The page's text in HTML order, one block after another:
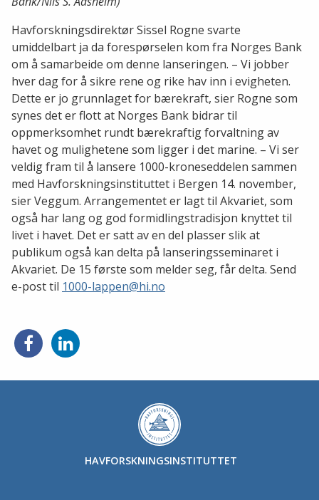
Havforskningsdirektør Sissel Rogne svarte
umiddelbart ja da forespørselen kom fra Norges Bank
om å samarbeide om denne lanseringen. – Vi jobber
hver dag for å sikre rene og rike hav inn i evigheten.
Dette er jo grunnlaget for bærekraft, sier Rogne som
synes det er flott at Norges Bank bidrar til
oppmerksomhet rundt bærekraftig forvaltning av
havet og mulighetene som ligger i det marine. – Vi ser
veldig fram til å lansere 1000-kroneseddelen sammen
med Havforskningsinstituttet i Bergen 14. november,
sier Veggum. Arrangementet er lagt til Akvariet, som
også har lang og god formidlingstradisjon knyttet til
livet i havet. Det er satt av en del plasser slik at
publikum også kan delta på lanseringsseminaret i
Akvariet. De 15 første som melder seg, får delta. Send
e-post til 1000-lappen@hi.no
Del
på
Del
på
HAVFORSKNINGSINSTITUTTET